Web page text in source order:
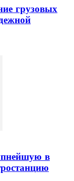
грузовых
в